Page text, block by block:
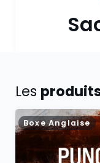
Les
Boxe Anglaise